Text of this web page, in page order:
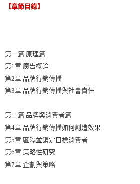
【章節目錄】
第一篇 原理篇
第1章 廣告概論
第2章 品牌行銷傳播
第3章 品牌行銷傳播與社會責任
第二篇 品牌與消費者篇
第4章 品牌行銷傳播如何創造效果
第5章 區隔並鎖定目標消費者
第6章 策略性研究
第7章 企劃與策略